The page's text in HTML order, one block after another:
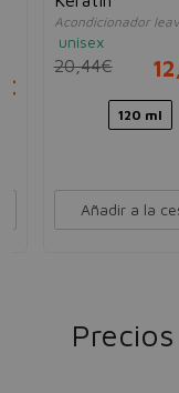
Acondicionador
unisex
20,44€
120 ml
Añadir a la